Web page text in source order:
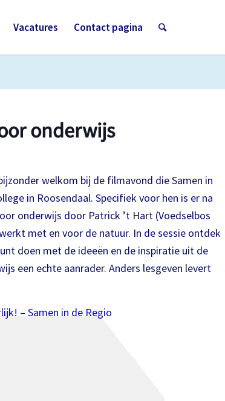
Vacatures Contact pagina
onderwijs
welkom bij de filmavond die Samen in
in Roosendaal. Specifiek voor hen is er na
onderwijs door Patrick ’t Hart (Voedselbos
met en voor de natuur. In de sessie ontdek
doen met de ideeën en de inspiratie uit de
een echte aanrader. Anders lesgeven levert
– Samen in de Regio